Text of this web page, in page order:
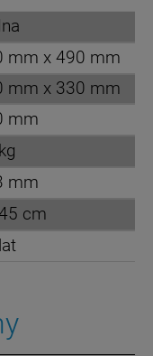
mm x 490 mm
mm x 330 mm
mm
mm
cm